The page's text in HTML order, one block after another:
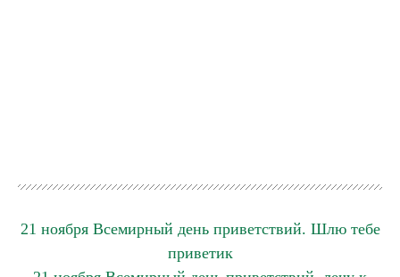
21 ноября Всемирный день приветствий. Шлю тебе
приветик